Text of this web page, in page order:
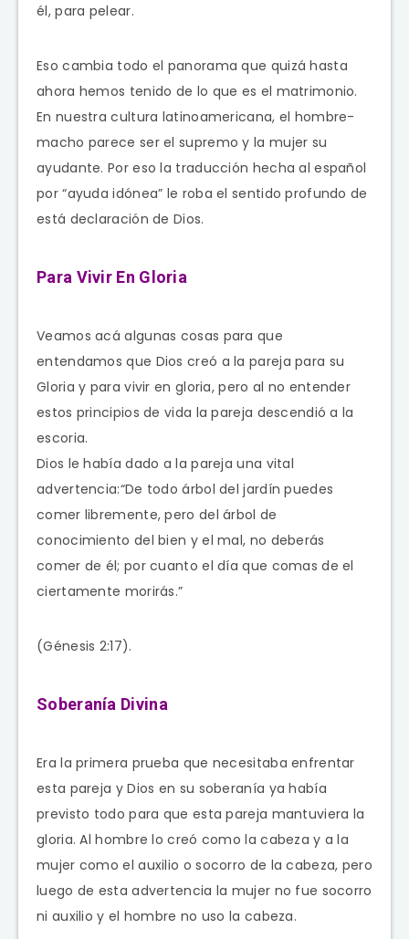
él, para pelear.
Eso cambia todo el panorama que quizá hasta
ahora hemos tenido de lo que es el matrimonio.
En nuestra cultura latinoamericana, el hombre-
macho parece ser el supremo y la mujer su
ayudante. Por eso la traducción hecha al español
por “ayuda idónea” le roba el sentido profundo de
está declaración de Dios.
Para Vivir En Gloria
Veamos acá algunas cosas para que
entendamos que Dios creó a la pareja para su
Gloria y para vivir en gloria, pero al no entender
estos principios de vida la pareja descendió a la
escoria.
Dios le había dado a la pareja una vital
advertencia:“De todo árbol del jardín puedes
comer libremente, pero del árbol de
conocimiento del bien y el mal, no deberás
comer de él; por cuanto el día que comas de el
ciertamente morirás.”
(Génesis 2:17).
Soberanía Divina
Era la primera prueba que necesitaba enfrentar
esta pareja y Dios en su soberanía ya había
previsto todo para que esta pareja mantuviera la
gloria. Al hombre lo creó como la cabeza y a la
mujer como el auxilio o socorro de la cabeza, pero
luego de esta advertencia la mujer no fue socorro
ni auxilio y el hombre no uso la cabeza.